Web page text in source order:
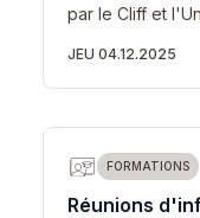
par le Cliff et
JEU 04.12.2025
FORMATIONS
Réunions